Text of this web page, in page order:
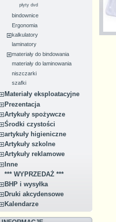
płyty dvd
bindownice
Ergonomia
kalkulatory
laminatory
materiały do bindowania
materiały do laminowania
niszczarki
szafki
Materiały eksploatacyjne
Prezentacja
Artykuły spożywcze
Środki czystości
artykuły higieniczne
Artykuły szkolne
Artykuły reklamowe
Inne
*** WYPRZEDAŻ ***
BHP i wysyłka
Druki akcydensowe
Kalendarze